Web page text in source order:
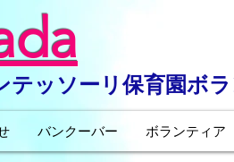
テッソーリ保育園ボ
バンクーバー ボランティア